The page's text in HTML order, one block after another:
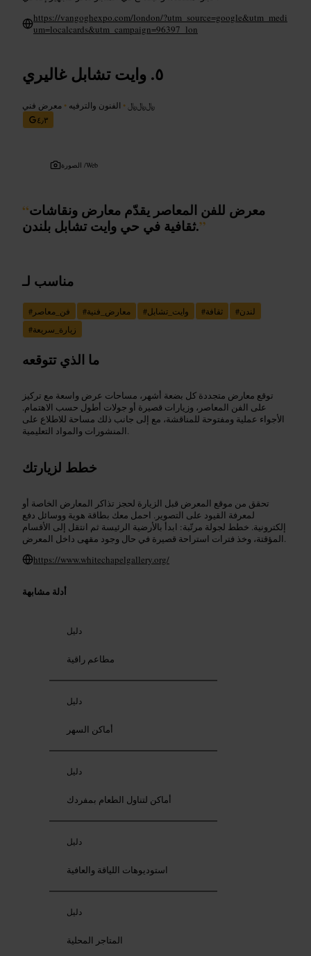
https://vangoghexpo.com/london/?utm_source=google&utm_medi
um=localcards&utm_campaign=96397_lon
وايت تشابل غاليري
﷼﷼﷼ • الفنون والترفيه • معرض فني
٤٫٣
الصورة /Web
“معرض للفن المعاصر يقدّم معارض ونقاشات
ثقافية في حي وايت تشابل بلندن.”
مناسب لـ
# فن_معاصر #معارض_فنية #وايت_تشابل #ثقافة #لندن
#زيارة_سريعة
ما الذي تتوقعه
توقع معارض متجددة كل بضعة أشهر، مساحات عرض واسعة مع تركيز
على الفن المعاصر، وزيارات قصيرة أو جولات أطول حسب الاهتمام.
الأجواء عملية ومفتوحة للمناقشة، مع إلى جانب ذلك مساحة للاطلاع على
المنشورات والمواد التعليمية.
خطط لزيارتك
تحقق من موقع المعرض قبل الزيارة لحجز تذاكر المعارض الخاصة أو
لمعرفة القيود على التصوير. احمل معك بطاقة هوية ووسائل دفع
إلكترونية. خطط لجولة مرتّبة: ابدأ بالأرضية الرئيسة ثم انتقل إلى الأقسام
المؤقتة، وخذ فترات استراحة قصيرة في حال وجود مقهى داخل المعرض.
https://www.whitechapelgallery.org/
أدلة مشابهة
دليل
مطاعم راقية
دليل
أماكن السهر
دليل
أماكن لتناول الطعام بمفردك
دليل
استوديوهات اللياقة والعافية
دليل
المتاجر المحلية